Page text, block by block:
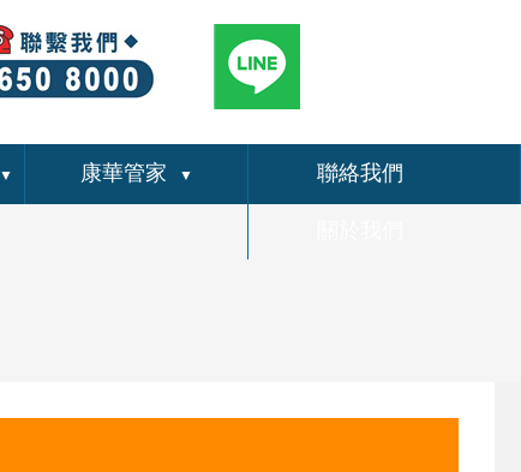
▼ 康華管家 ▼ 聯絡我們